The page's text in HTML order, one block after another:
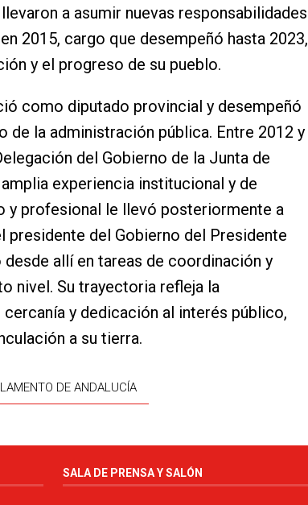
a asumir nuevas responsabilidades
2015, cargo que desempeñó hasta 2023,
y el progreso de su pueblo.
como diputado provincial y desempeñó
de la administración pública. Entre 2012 y
del Gobierno de la Junta de
experiencia institucional y de
y profesional le llevó posteriormente a
presidente del Gobierno del Presidente
allí en tareas de coordinación y
nivel. Su trayectoria refleja la
y dedicación al interés público,
a su tierra.
DE ANDALUCÍA
SALA DE PRENSA Y SALÓN